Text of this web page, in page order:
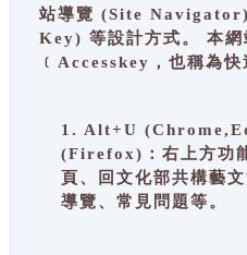
站導覽 (Site
Key) 等設計方式。 本網
﹝Accesskey，也稱為快
1. Alt+U
(Firefox)：右上方功
頁、回文化部共構藝
導覽、常見問題等。